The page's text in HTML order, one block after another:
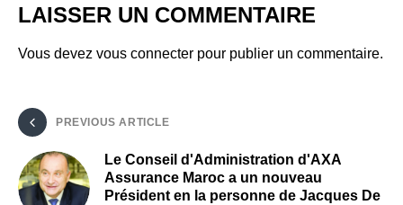
LAISSER UN COMMENTAIRE
Vous devez vous connecter pour publier un commentaire.
PREVIOUS ARTICLE
Le Conseil d'Administration d'AXA
Assurance Maroc a un nouveau
Président en la personne de Jacques De